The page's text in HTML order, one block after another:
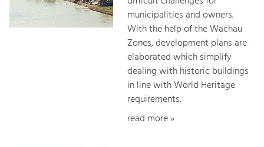
municipalities and owners.
With the help of the Wachau
Zones, development plans are
elaborated which simplify
dealing with historic buildings
in line with World Heritage
requirements.
read more »